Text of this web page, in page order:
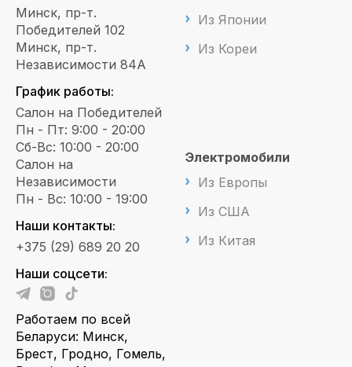
Минск, пр-т.
Победителей 102
Минск, пр-т.
Независимости 84А
График работы:
Салон на Победителей
Пн - Пт: 9:00 - 20:00
Сб-Вс: 10:00 - 20:00
Салон на
Независимости
Пн - Вс: 10:00 - 19:00
Наши контакты:
+375 (29) 689 20 20
Наши соцсети:
Работаем по всей
Беларуси: Минск,
Брест, Гродно, Гомель,
Из Японии
Из Кореи
Электромобили
Из Европы
Из США
Из Китая